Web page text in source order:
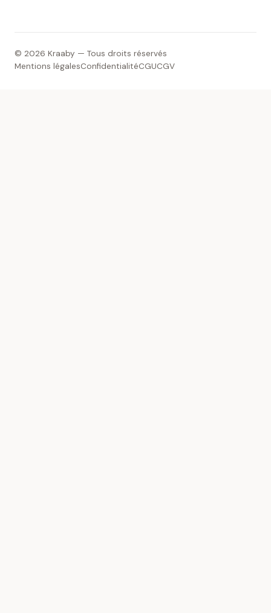
© 2026 Kraaby — Tous droits réservés
Mentions légalesConfidentialitéCGUCGV